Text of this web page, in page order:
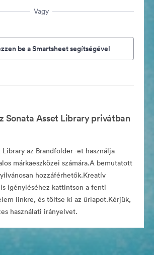
Vagy
be a Smartsheet segítségével
Sonata Asset Library privátban
Library az Brandfolder -et használja
márkaeszközei számára.A bemutatott
hozzáférhetők.Kreatív
igényléséhez kattintson a fenti
linkre, és töltse ki az űrlapot.Kérjük,
használati irányelvet.